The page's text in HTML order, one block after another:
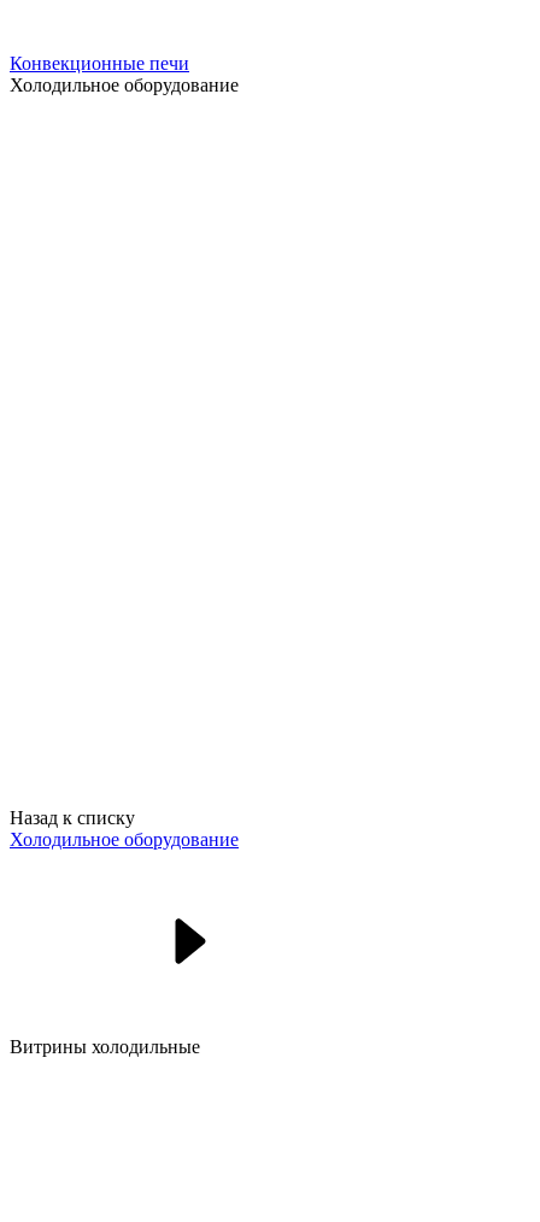
Конвекционные печи
Холодильное оборудование
Назад к списку
Холодильное оборудование
Витрины холодильные